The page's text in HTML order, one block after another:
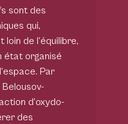
sont des
qui,
de l’équilibre,
état organisé
Par
d’oxydo-
des